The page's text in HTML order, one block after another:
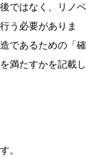
ではなく、リノベ
う必要がありま
であるための「確
満たすかを記載し
。